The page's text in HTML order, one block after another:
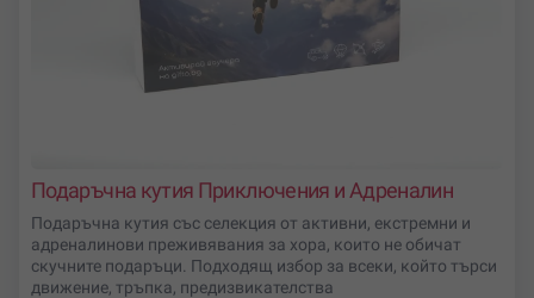
Подаръчна кутия Приключения и Адреналин
Подаръчна кутия със селекция от активни, екстремни и
адреналинови преживявания за хора, които не обичат
скучните подаръци. Подходящ избор за всеки, който търси
движение, тръпка, предизвикателства